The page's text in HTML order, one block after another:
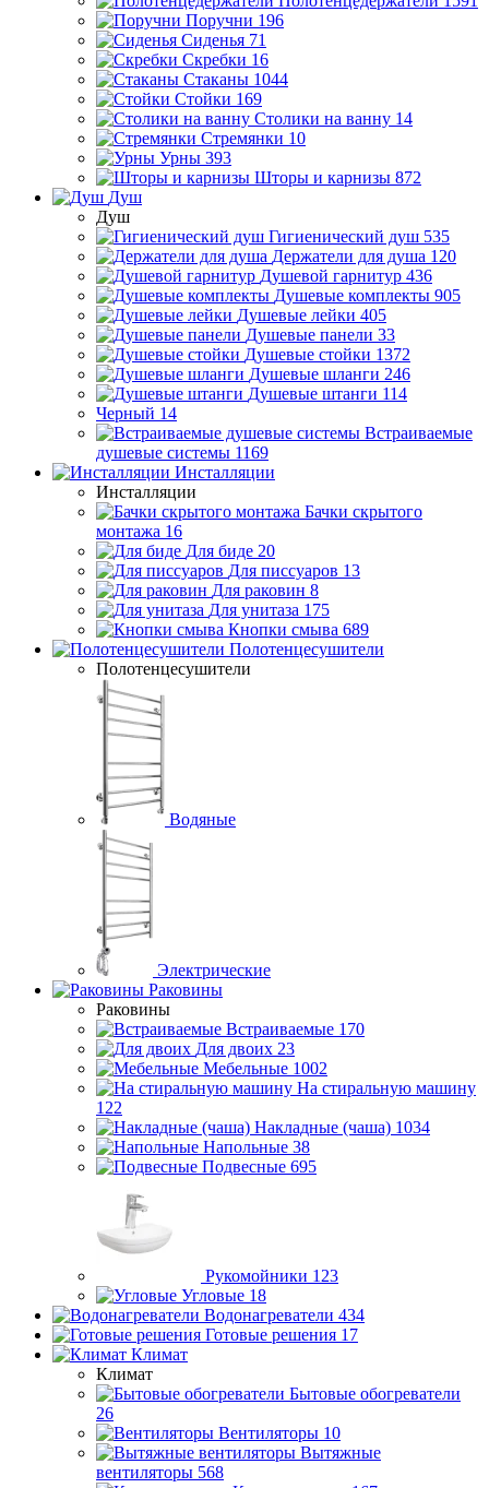
Поручни 196
Сиденья 71
Скребки 16
Стаканы 1044
Стойки 169
Столики на ванну 14
Стремянки 10
Урны 393
Шторы и карнизы 872
Душ
Душ
Гигиенический душ 535
Держатели для душа 120
Душевой гарнитур 436
Душевые комплекты 905
Душевые лейки 405
Душевые панели 33
Душевые стойки 1372
Душевые шланги 246
Душевые штанги 114
Черный 14
Встраиваемые
душевые системы 1169
Инсталляции
Инсталляции
Бачки скрытого
монтажа 16
Для биде 20
Для писсуаров 13
Для раковин 8
Для унитаза 175
Кнопки смыва 689
Полотенцесушители
Полотенцесушители
Водяные
Электрические
Раковины
Раковины
Встраиваемые 170
Для двоих 23
Мебельные 1002
На стиральную машину
122
Накладные (чаша) 1034
Напольные 38
Подвесные 695
Рукомойники 123
Угловые 18
Водонагреватели 434
Готовые решения 17
Климат
Климат
Бытовые обогреватели
26
Вентиляторы 10
Вытяжные
вентиляторы 568